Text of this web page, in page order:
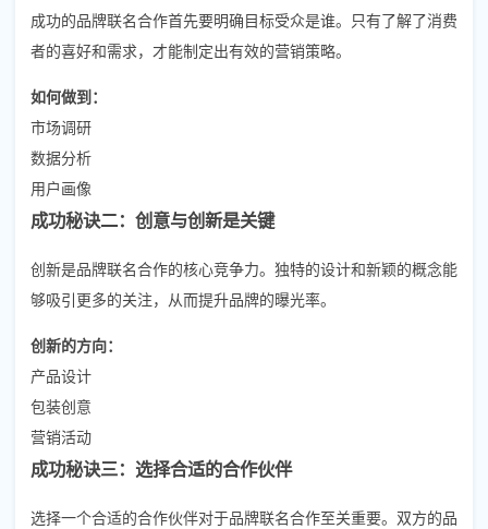
成功的品牌联名合作首先要明确目标受众是谁。只有了解了消费
者的喜好和需求，才能制定出有效的营销策略。
如何做到：
市场调研
数据分析
用户画像
成功秘诀二：创意与创新是关键
创新是品牌联名合作的核心竞争力。独特的设计和新颖的概念能
够吸引更多的关注，从而提升品牌的曝光率。
创新的方向：
产品设计
包装创意
营销活动
成功秘诀三：选择合适的合作伙伴
选择一个合适的合作伙伴对于品牌联名合作至关重要。双方的品